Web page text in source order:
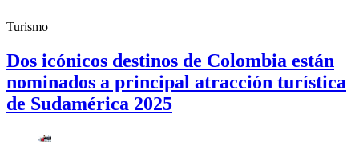
Turismo
Dos icónicos destinos de Colombia están
nominados a principal atracción turística
de Sudamérica 2025